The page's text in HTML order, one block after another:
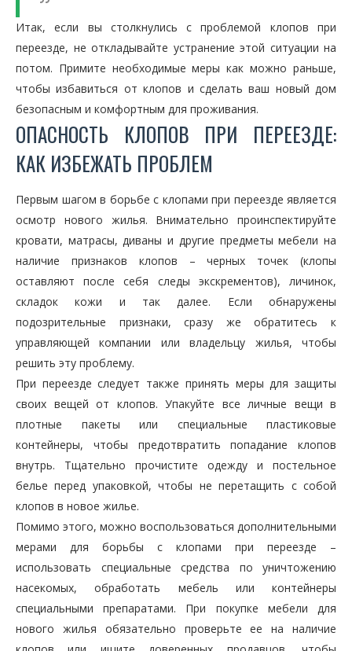
Итак, если вы столкнулись с проблемой клопов при
переезде, не откладывайте устранение этой ситуации на
потом. Примите необходимые меры как можно раньше,
чтобы избавиться от клопов и сделать ваш новый дом
безопасным и комфортным для проживания.
ОПАСНОСТЬ КЛОПОВ ПРИ ПЕРЕЕЗДЕ:
КАК ИЗБЕЖАТЬ ПРОБЛЕМ
Первым шагом в борьбе с клопами при переезде является
осмотр нового жилья. Внимательно проинспектируйте
кровати, матрасы, диваны и другие предметы мебели на
наличие признаков клопов – черных точек (клопы
оставляют после себя следы экскрементов), личинок,
складок кожи и так далее. Если обнаружены
подозрительные признаки, сразу же обратитесь к
управляющей компании или владельцу жилья, чтобы
решить эту проблему.
При переезде следует также принять меры для защиты
своих вещей от клопов. Упакуйте все личные вещи в
плотные пакеты или специальные пластиковые
контейнеры, чтобы предотвратить попадание клопов
внутрь. Тщательно прочистите одежду и постельное
белье перед упаковкой, чтобы не перетащить с собой
клопов в новое жилье.
Помимо этого, можно воспользоваться дополнительными
мерами для борьбы с клопами при переезде –
использовать специальные средства по уничтожению
насекомых, обработать мебель или контейнеры
специальными препаратами. При покупке мебели для
нового жилья обязательно проверьте ее на наличие